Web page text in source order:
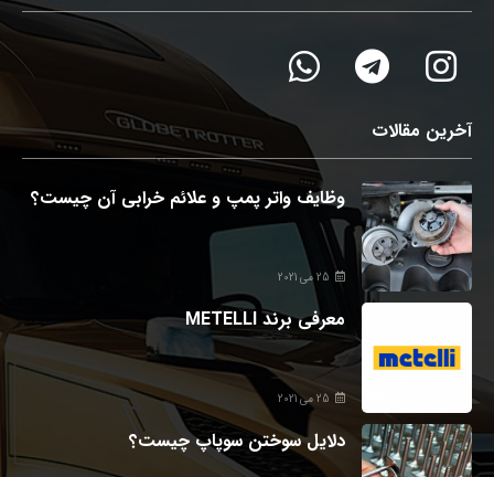
آخرین مقالات
وظایف واتر پمپ و علائم خرابی آن چیست؟
25 می 2021
معرفی برند METELLI
25 می 2021
دلایل سوختن سوپاپ چیست؟